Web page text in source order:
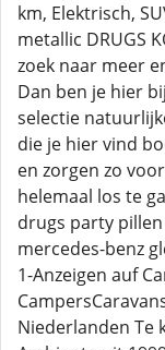
km, Elektrisch,
metallic DRUGS
zoek naar meer
Dan ben je hier
selectie
die je hier vind
en zorgen zo
helemaal los te
drugs party
mercedes-benz
1-Anzeigen auf
Niederlanden Te